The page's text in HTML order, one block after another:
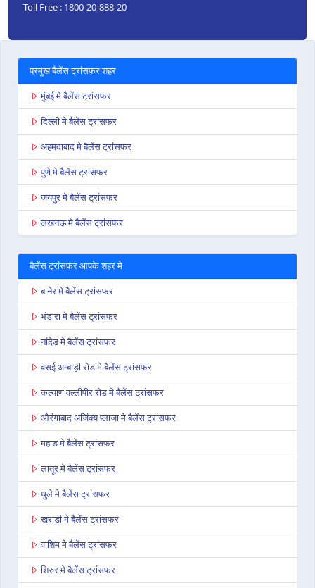
Toll Free : 1800-20-888-20
प्रमुख बैलेंस ट्रांसफर शहर
मुंबई मे बैलेंस ट्रांसफर
दिल्ली मे बैलेंस ट्रांसफर
अहमदाबाद मे बैलेंस ट्रांसफर
पुणे मे बैलेंस ट्रांसफर
जयपुर मे बैलेंस ट्रांसफर
लखनऊ मे बैलेंस ट्रांसफर
बैलेंस ट्रांसफर आपके शहर मे
बानेर मे बैलेंस ट्रांसफर
भंडारा मे बैलेंस ट्रांसफर
नांदेड़ मे बैलेंस ट्रांसफर
वसई अम्बाड़ी रोड मे बैलेंस ट्रांसफर
कल्याण वल्लीपीर रोड मे बैलेंस ट्रांसफर
औरंगाबाद अजिंक्य प्लाजा मे बैलेंस ट्रांसफर
महाड मे बैलेंस ट्रांसफर
लातूर मे बैलेंस ट्रांसफर
धुले मे बैलेंस ट्रांसफर
खराडी मे बैलेंस ट्रांसफर
वाशिम मे बैलेंस ट्रांसफर
शिरुर मे बैलेंस ट्रांसफर